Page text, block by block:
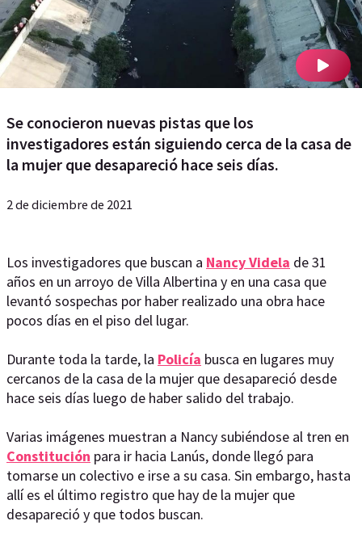
Se conocieron nuevas pistas que los
investigadores están siguiendo cerca de la casa de
la mujer que desapareció hace seis días.
2 de diciembre de 2021
Los investigadores que buscan a Nancy Videla de 31
años en un arroyo de Villa Albertina y en una casa que
levantó sospechas por haber realizado una obra hace
pocos días en el piso del lugar.
Durante toda la tarde, la Policía busca en lugares muy
cercanos de la casa de la mujer que desapareció desde
hace seis días luego de haber salido del trabajo.
Varias imágenes muestran a Nancy subiéndose al tren en
Constitución para ir hacia Lanús, donde llegó para
tomarse un colectivo e irse a su casa. Sin embargo, hasta
allí es el último registro que hay de la mujer que
desapareció y que todos buscan.